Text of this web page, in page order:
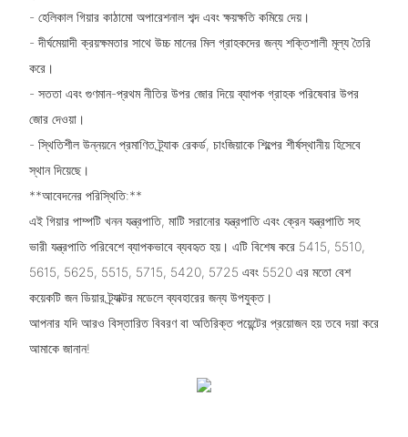
- হেলিকাল গিয়ার কাঠামো অপারেশনাল শব্দ এবং ক্ষয়ক্ষতি কমিয়ে দেয়।
- দীর্ঘমেয়াদী ক্রয়ক্ষমতার সাথে উচ্চ মানের মিল গ্রাহকদের জন্য শক্তিশালী মূল্য তৈরি
করে।
- সততা এবং গুণমান-প্রথম নীতির উপর জোর দিয়ে ব্যাপক গ্রাহক পরিষেবার উপর
জোর দেওয়া।
- স্থিতিশীল উন্নয়নে প্রমাণিত ট্র্যাক রেকর্ড, চাংজিয়াকে শিল্পের শীর্ষস্থানীয় হিসেবে
স্থান দিয়েছে।
**আবেদনের পরিস্থিতি:**
এই গিয়ার পাম্পটি খনন যন্ত্রপাতি, মাটি সরানোর যন্ত্রপাতি এবং ক্রেন যন্ত্রপাতি সহ
ভারী যন্ত্রপাতি পরিবেশে ব্যাপকভাবে ব্যবহৃত হয়। এটি বিশেষ করে 5415, 5510,
5615, 5625, 5515, 5715, 5420, 5725 এবং 5520 এর মতো বেশ
কয়েকটি জন ডিয়ার ট্র্যাক্টর মডেলে ব্যবহারের জন্য উপযুক্ত।
আপনার যদি আরও বিস্তারিত বিবরণ বা অতিরিক্ত পয়েন্টের প্রয়োজন হয় তবে দয়া করে
আমাকে জানান!